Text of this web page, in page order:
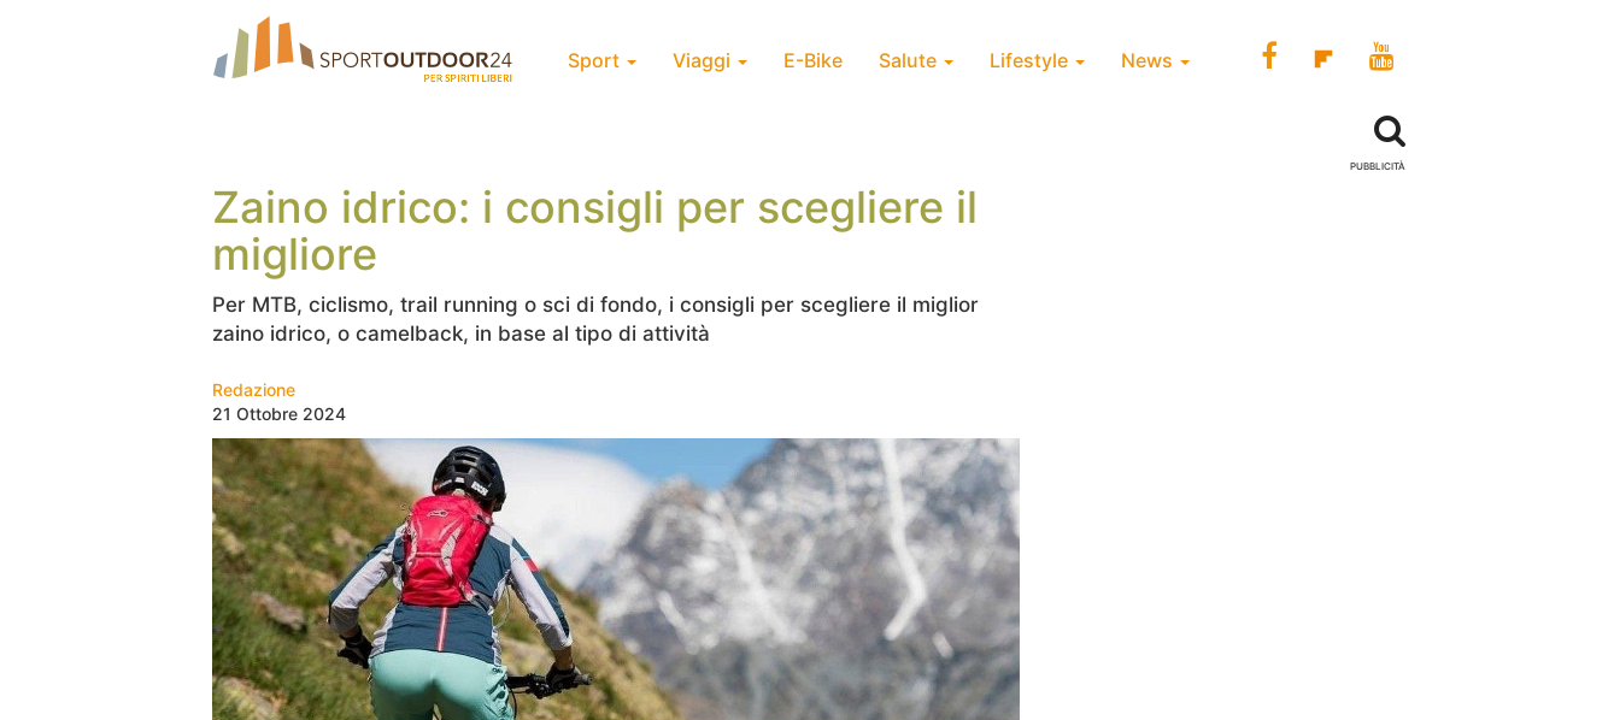
Sport Viaggi E-Bike Salute Lifestyle News
Zaino idrico: i consigli per scegliere il
migliore
Per MTB, ciclismo, trail running o sci di fondo, i consigli per scegliere il miglior
zaino idrico, o camelback, in base al tipo di attività
Redazione
21 Ottobre 2024
PUBBLICITÀ